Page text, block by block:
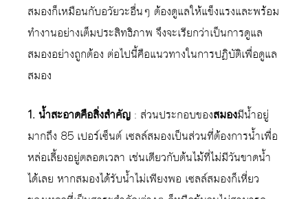
สมองก็เหมือนกับอวัยวะอื่นๆ ต้องดูแลให้แข็งแรงและพร้อม
ทำงานอย่างเต็มประสิทธิภาพ จึงจะเรียกว่าเป็นการดูแล
สมองอย่างถูกต้อง ต่อไปนี้คือแนวทางในการปฏิบัติเพื่อดูแล
สมอง
1. น้ำสะอาดคือสิ่งสำคัญ : ส่วนประกอบของสมองมีน้ำอยู่
มากถึง 85 เปอร์เซ็นต์ เซลล์สมองเป็นส่วนที่ต้องการน้ำเพื่อ
หล่อเลี้ยงอยู่ตลอดเวลา เช่นเดียวกับต้นไม้ที่ไม่มีวันขาดน้ำ
ได้เลย หากสมองได้รับน้ำไม่เพียงพอ เซลล์สมองก็เหี่ยว